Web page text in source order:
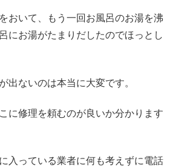
おいて、もう一回お風呂のお湯を沸
にお湯がたまりだしたのでほっとし
出ないのは本当に大変です。
に修理を頼むのが良いか分かります
入っている業者に何も考えずに電話